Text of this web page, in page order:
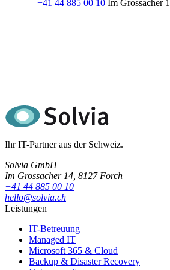
+41 44 885 00 10 Im Grossacher
Ihr IT-Partner aus der Schweiz.
Solvia GmbH
Im Grossacher 14, 8127 Forch
+41 44 885 00 10
hello@solvia.ch
Leistungen
IT-Betreuung
Managed IT
Microsoft 365 & Cloud
Backup & Disaster Recovery